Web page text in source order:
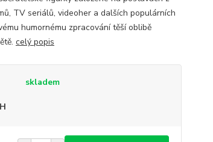
TV seriálů, videoher a dalších populárních
humornému zpracování těší oblibě
celý popis
skladem